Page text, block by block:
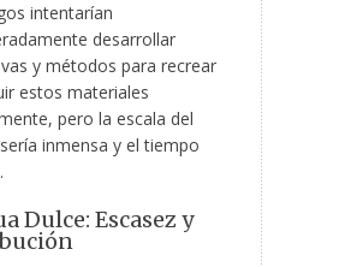
intentarían
desarrollar
y métodos para recrear
estos materiales
pero la escala del
inmensa y el tiempo
Dulce: Escasez y